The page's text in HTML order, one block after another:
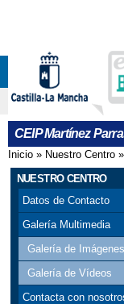
CEIP Martínez
Se
Inicio » Nuestro Centro »
NUESTRO CENTRO
Datos de Contacto
Galería Multimedia
Galería de Imágenes
Galería de Vídeos
Contacta con